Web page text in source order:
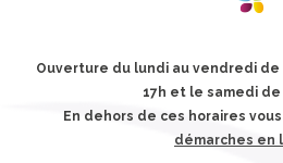
Ouverture du lundi au vendredi de
17h et le samedi de
En dehors de ces horaires
démarches en